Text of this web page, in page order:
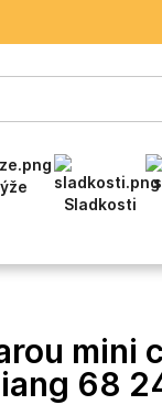
mini
68
Sladkosti